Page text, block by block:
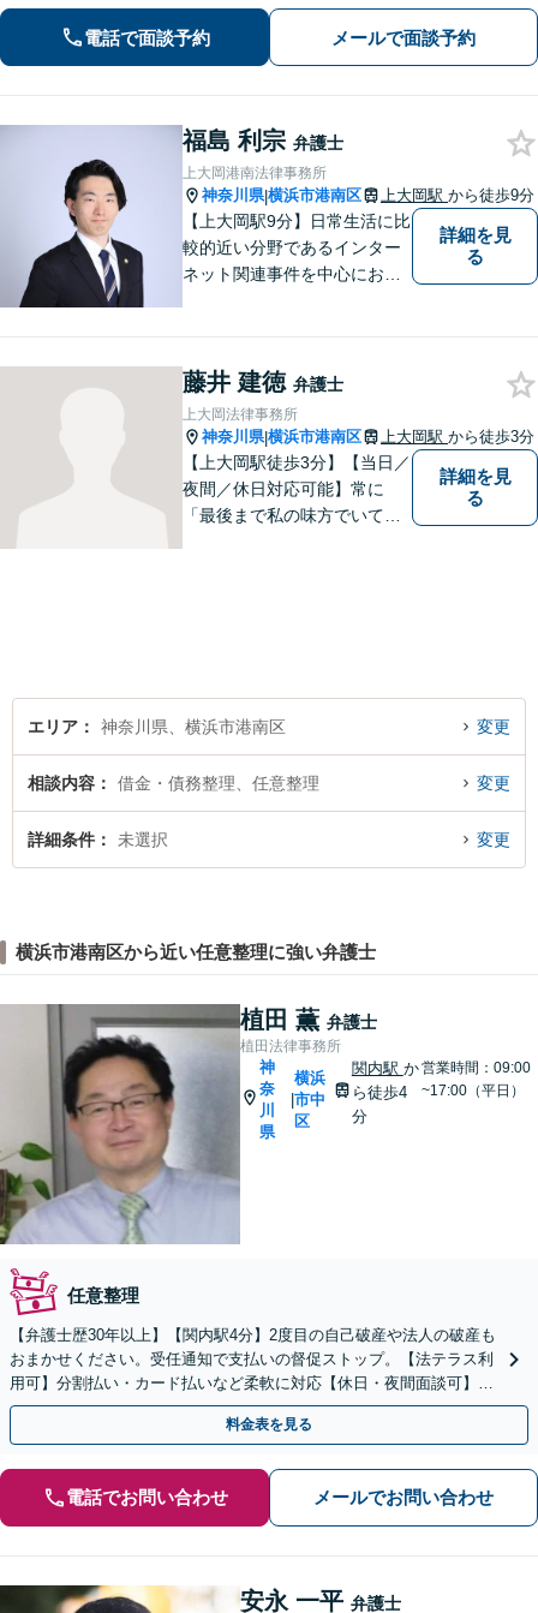
います！「交通事故」医学的知見・保
険制度の知識を活かしたトータルサポ
ートを実現【完全個室対応／子連れ相
電話で面談予約 メールで面談予約
福島 利宗 弁護士
上大岡港南法律事務所
神奈川県|横浜市港南区 上大岡駅 から徒歩9分
【上大岡駅9分】日常生活に比
較的近い分野であるインター
ネット関連事件を中心にお取
ルにて掲載情報のURL等をお
送りください。見込み、費用
等をご案内させていただきま
す。
詳細を見
る
藤井 建徳 弁護士
上大岡法律事務所
神奈川県|横浜市港南区 上大岡駅 から徒歩3分
【上大岡駅徒歩3分】【当日／
夜間／休日対応可能】常に
「最後まで私の味方でいてく
詳細を見
る
エリア 神奈川県、横浜市港南区 変更
相談内容 借金・債務整理、任意整理 変更
詳細条件 未選択 変更
横浜市港南区から近い任意整理に強い弁護士
植田 薫 弁護士
植田法律事務所
神
奈
川
県
横浜
市中
区
関内駅 か
ら徒歩4
分
営業時間：09:00
~17:00（平日）
任意整理
【弁護士歴30年以上】【関内駅4分】2度目の自己破産や法人の破産も
おまかせください。受任通知で支払いの督促ストップ。【法テラス利
用可】分割払い・カード払いなど柔軟に対応【休日・夜間面談可】
【電話／メール／ビデオ面談可】
料金表を見る
電話でお問い合わせ メールでお問い合わせ
安永 一平 弁護士